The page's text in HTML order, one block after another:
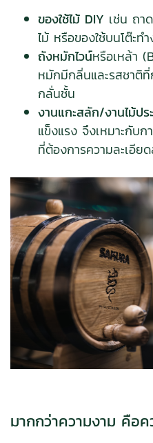
ของใช้ไม้ DIY เช่น ถา
ไม้ หรือของใช้บนโต๊ะท
ถังหมักไวน์หรือเหล้า
หมักมีกลิ่นและรสชาติ
กลั่นชั้น
งานแกะสลัก/งานไม้ป
แข็งแรง จึงเหมาะกับ
ที่ต้องการความละเอีย
มากกว่าความงาม คือ